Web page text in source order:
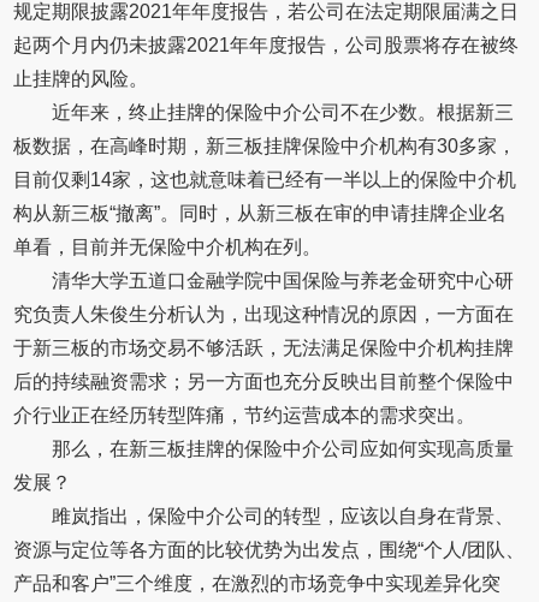
规定期限披露2021年年度报告，若公司在法定期限届满之日
起两个月内仍未披露2021年年度报告，公司股票将存在被终
止挂牌的风险。
近年来，终止挂牌的保险中介公司不在少数。根据新三
板数据，在高峰时期，新三板挂牌保险中介机构有30多家，
目前仅剩14家，这也就意味着已经有一半以上的保险中介机
构从新三板“撤离”。同时，从新三板在审的申请挂牌企业名
单看，目前并无保险中介机构在列。
清华大学五道口金融学院中国保险与养老金研究中心研
究负责人朱俊生分析认为，出现这种情况的原因，一方面在
于新三板的市场交易不够活跃，无法满足保险中介机构挂牌
后的持续融资需求；另一方面也充分反映出目前整个保险中
介行业正在经历转型阵痛，节约运营成本的需求突出。
那么，在新三板挂牌的保险中介公司应如何实现高质量
发展？
雎岚指出，保险中介公司的转型，应该以自身在背景、
资源与定位等各方面的比较优势为出发点，围绕“个人/团队、
产品和客户”三个维度，在激烈的市场竞争中实现差异化突